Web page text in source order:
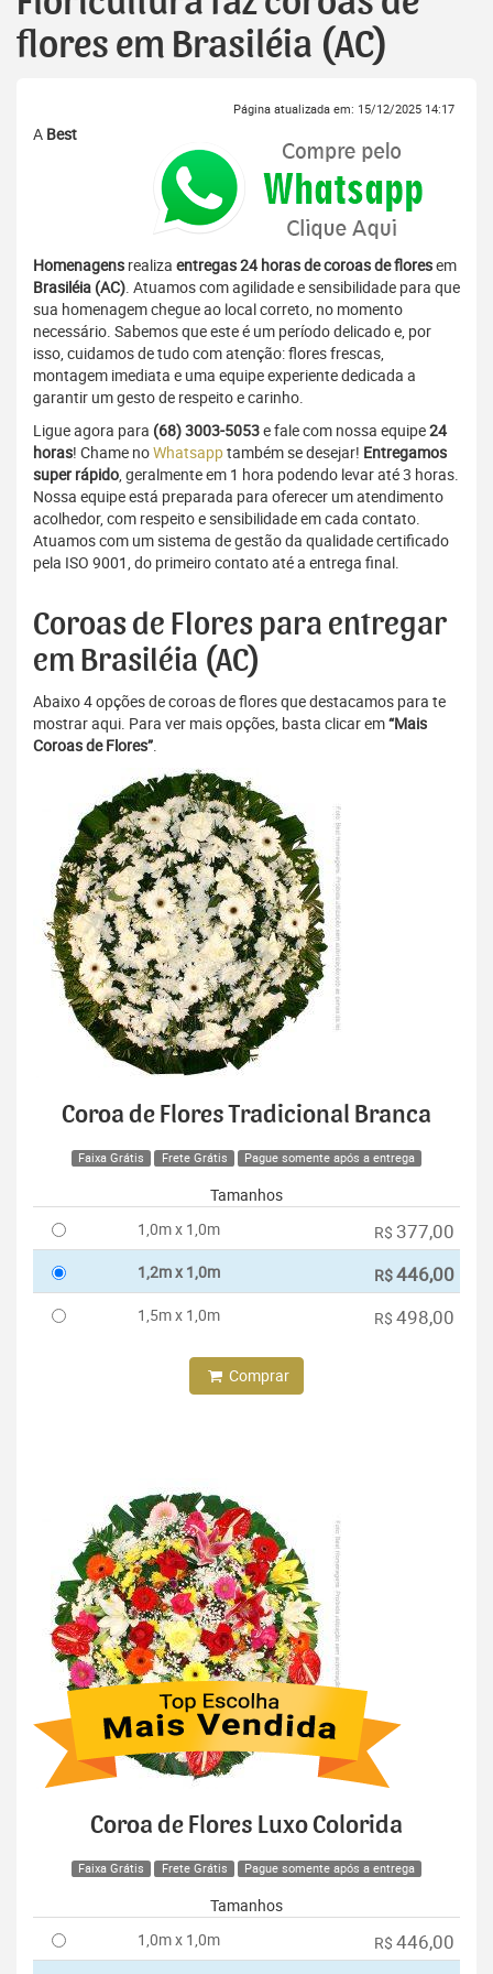
flores em Brasiléia (AC)
Página atualizada em: 15/12/2025 14:17
A Best
Homenagens realiza entregas 24 horas de coroas de floresem
Brasiléia (AC). Atuamos com agilidade e sensibilidade para que
sua homenagem chegue ao local correto, no momento
necessário. Sabemos que este é um período delicado e, por
isso, cuidamos de tudo com atenção: flores frescas,
montagem imediata e uma equipe experiente dedicada a
garantir um gesto de respeito e carinho.
Ligue agora para (68) 3003-5053e fale com nossa equipe24
horas! Chame noWhatsapptambém se desejar! Entregamos
super rápido, geralmente em 1 hora podendo levar até 3 horas.
Nossa equipe está preparada para oferecer um atendimento
acolhedor, com respeito e sensibilidade em cada contato.
Atuamos com um sistema de gestão da qualidade certificado
pela ISO 9001, do primeiro contato até a entrega final.
Coroas de Flores para entregar
em Brasiléia (AC)
Abaixo 4 opções de coroas de flores que destacamos para te
mostrar aqui. Para ver mais opções, basta clicar em“Mais
Coroas de Flores”.
Coroa de Flores Tradicional Branca
Faixa Grátis Frete Grátis Pague somente após a entrega
Tamanhos
1,0m x 1,0m
R$ 377,00
1,2m x 1,0m R$446,00
1,5m x 1,0m R$ 498,00
Comprar
Coroa de Flores Luxo Colorida
Faixa Grátis Frete Grátis Pague somente após a entrega
Tamanhos
1,0m x 1,0m
R$ 446,00